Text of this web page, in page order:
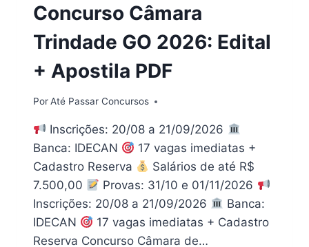
Concurso Câmara
Trindade GO 2026: Edital
+ Apostila PDF
PorAté Passar Concursos
Inscrições: 20/08 a 21/09/2026
Banca: IDECAN
17 vagas imediatas +
Cadastro Reserva
Salários de até R$
7.500,00
Provas: 31/10 e 01/11/2026
Inscrições: 20/08 a 21/09/2026
Banca:
IDECAN
17 vagas imediatas + Cadastro
Reserva Concurso Câmara de…